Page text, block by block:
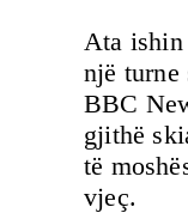
Ata ishin
një
BBC
gjithë
të
vjeç.